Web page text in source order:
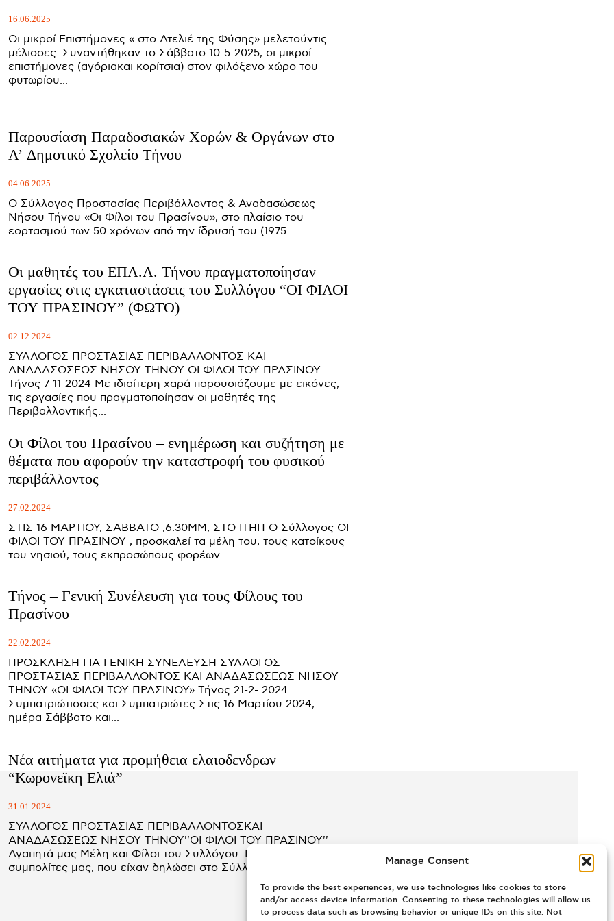
Manage Consent
To provide the best experiences, we use technologies like cookies to store
and/or access device information. Consenting to these technologies will allow us
to process data such as browsing behavior or unique IDs on this site. Not
16.06.2025
Οι μικροί Επιστήμονες « στο Ατελιέ της Φύσης» μελετούντις
μέλισσες .Συναντήθηκαν το Σάββατο 10-5-2025, οι μικροί
επιστήμονες (αγόριακαι κορίτσια) στον φιλόξενο χώρο του
φυτωρίου...
Παρουσίαση Παραδοσιακών Χορών & Οργάνων στο
Α’ Δημοτικό Σχολείο Τήνου
04.06.2025
Ο Σύλλογος Προστασίας Περιβάλλοντος & Αναδασώσεως
Νήσου Τήνου «Οι Φίλοι του Πρασίνου», στο πλαίσιο του
εορτασμού των 50 χρόνων από την ίδρυσή του (1975...
Οι μαθητές του ΕΠΑ.Λ. Τήνου πραγματοποίησαν
εργασίες στις εγκαταστάσεις του Συλλόγου “ΟΙ ΦΙΛΟΙ
ΤΟΥ ΠΡΑΣΙΝΟΥ” (ΦΩΤΟ)
02.12.2024
ΣΥΛΛΟΓΟΣ ΠΡΟΣΤΑΣΙΑΣ ΠΕΡΙΒΑΛΛΟΝΤΟΣ ΚΑΙ
ΑΝΑΔΑΣΩΣΕΩΣ ΝΗΣΟΥ ΤΗΝΟΥ ΟΙ ΦΙΛΟΙ ΤΟΥ ΠΡΑΣΙΝΟΥ
Τήνος 7-11-2024 Με ιδιαίτερη χαρά παρουσιάζουμε με εικόνες,
τις εργασίες που πραγματοποίησαν οι μαθητές της
Περιβαλλοντικής...
Οι Φίλοι του Πρασίνου – ενημέρωση και συζήτηση με
θέματα που αφορούν την καταστροφή του φυσικού
περιβάλλοντος
27.02.2024
ΣΤΙΣ 16 ΜΑΡΤΙΟΥ, ΣΑΒΒΑΤΟ ,6:30ΜΜ, ΣΤΟ ΙΤΗΠ Ο Σύλλογος ΟΙ
ΦΙΛΟΙ ΤΟΥ ΠΡΑΣΙΝΟΥ , προσκαλεί τα μέλη του, τους κατοίκους
του νησιού, τους εκπροσώπους φορέων...
Τήνος – Γενική Συνέλευση για τους Φίλους του
Πρασίνου
22.02.2024
ΠΡΟΣΚΛΗΣΗ ΓΙΑ ΓΕΝΙΚΗ ΣΥΝΕΛΕΥΣΗ ΣΥΛΛΟΓΟΣ
ΠΡΟΣΤΑΣΙΑΣ ΠΕΡΙΒΑΛΛΟΝΤΟΣ ΚΑΙ ΑΝΑΔΑΣΩΣΕΩΣ ΝΗΣΟΥ
ΤΗΝΟΥ «ΟΙ ΦΙΛΟΙ ΤΟΥ ΠΡΑΣΙΝΟΥ» Τήνος 21-2- 2024
Συμπατριώτισσες και Συμπατριώτες Στις 16 Μαρτίου 2024,
ημέρα Σάββατο και...
Νέα αιτήματα για προμήθεια ελαιοδενδρων
“Κωρονεϊκη Ελιά”
31.01.2024
ΣΥΛΛΟΓΟΣ ΠΡΟΣΤΑΣΙΑΣ ΠΕΡΙΒΑΛΛΟΝΤΟΣΚΑΙ
ΑΝΑΔΑΣΩΣΕΩΣ ΝΗΣΟΥ ΤΗΝΟΥ''ΟΙ ΦΙΛΟΙ ΤΟΥ ΠΡΑΣΙΝΟΥ''
Αγαπητά μας Μέλη και Φίλοι του Συλλόγου. Παρακαλούμε τους
συμπολίτες μας, που είχαν δηλώσει στο Σύλλογό...